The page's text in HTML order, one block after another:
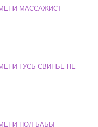
МАССАЖИСТ
ГУСЬ СВИНЬЕ НЕ
ПОЛ БАБЫ